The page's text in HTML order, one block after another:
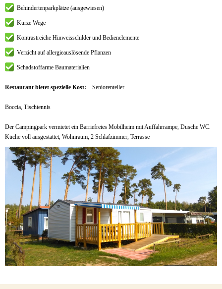
Behindertenparkplätze (ausgewiesen)
Kurze Wege
Kontrastreiche Hinweisschilder und Bedienelemente
Verzicht auf allergieauslösende Pflanzen
Schadstoffarme Baumaterialien
Restaurant bietet spezielle Kost: Seniorenteller
Boccia, Tischtennis
Der Campingpark vermietet ein Barriefreies Mobilheim mit Auffahrrampe, Dusche WC.
Küche voll ausgestattet, Wohnraum, 2 Schlafzimmer, Terrasse